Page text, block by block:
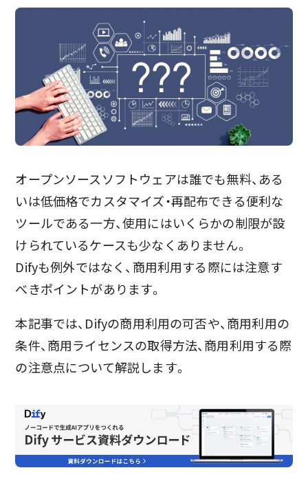
オープンソースソフトウェアは誰でも無料、ある
いは低価格でカスタマイズ・再配布できる便利な
ツールである一方、使用にはいくらかの制限が設
けられているケースも少なくありません。
Difyも例外ではなく、商用利用する際には注意す
べきポイントがあります。
本記事では、Difyの商用利用の可否や、商用利用の
条件、商用ライセンスの取得方法、商用利用する際
の注意点について解説します。